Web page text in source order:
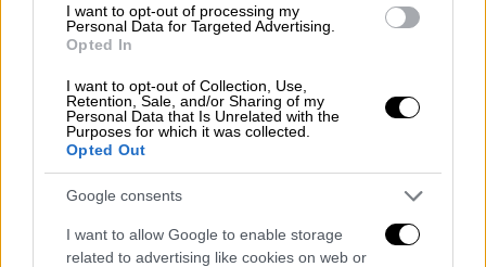
I want to opt-out of processing my
Personal Data for Targeted Advertising.
Opted In
I want to opt-out of Collection, Use,
Retention, Sale, and/or Sharing of my
Personal Data that Is Unrelated with the
Purposes for which it was collected.
Opted Out
Google consents
I want to allow Google to enable storage
related to advertising like cookies on web or
Ελλάδα|17.05.2026 14:08
Θεσσαλονίκη: 69χρονος παρενόχλησε
24χρονη μέσα σε κατάστημα ψιλικών
Ο άνδρας είχε απασχολήσει τις
αρχές και στο παρελθόν